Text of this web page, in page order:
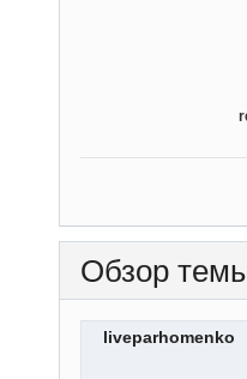
Обзор
liveparhomenko